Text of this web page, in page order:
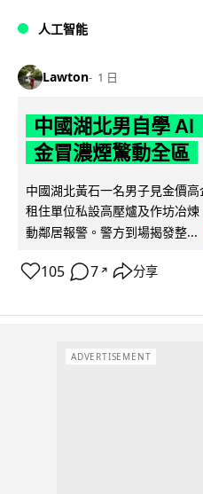
人工智能
Lawton 1 日
中國湖北男自學 AI
金冒濃煙驚動全區
中國湖北黃石一名男子見金價
租住單位私設高壓爐及作坊冶
動鄰居報警。警方到場揭發整...
105 7 ↗ 分享
ADVERTISEMENT